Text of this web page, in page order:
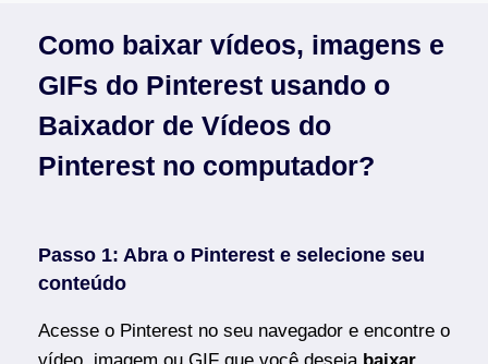
Como baixar vídeos, imagens e
GIFs do Pinterest usando o
Baixador de Vídeos do
Pinterest no computador?
Passo 1: Abra o Pinterest e selecione seu
conteúdo
Acesse o Pinterest no seu navegador e encontre o